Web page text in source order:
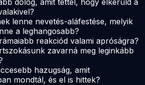
lenne nevetés-aláfestése, melyik
a leghangosabb?
reakciód valami apróságra?
zavarná meg leginkább
hazugság, amit
mondtál, és el is hittek?